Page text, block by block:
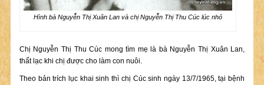
Hình bà Nguyễn Thị Xuân Lan và chị Nguyễn Thị Thu Cúc lúc nhỏ
Chị Nguyễn Thị Thu Cúc mong tìm mẹ là bà Nguyễn Thị Xuân Lan,
thất lạc khi chị được cho làm con nuôi.
Theo bản trích lục khai sinh thì chị Cúc sinh ngày 13/7/1965, tại bệnh